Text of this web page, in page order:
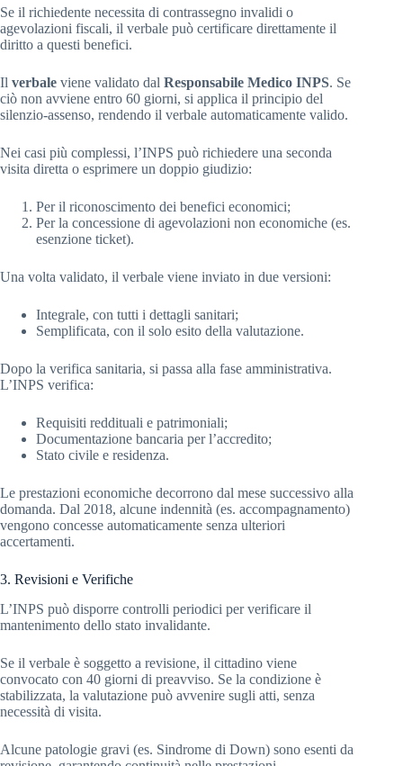
Se il richiedente necessita di contrassegno invalidi o
agevolazioni fiscali, il verbale può certificare direttamente il
diritto a questi benefici.
Il verbale viene validato dal Responsabile Medico INPS. Se
ciò non avviene entro 60 giorni, si applica il principio del
silenzio-assenso, rendendo il verbale automaticamente valido.
Nei casi più complessi, l’INPS può richiedere una seconda
visita diretta o esprimere un doppio giudizio:
Per il riconoscimento dei benefici economici;
Per la concessione di agevolazioni non economiche (es.
esenzione ticket).
Una volta validato, il verbale viene inviato in due versioni:
Integrale, con tutti i dettagli sanitari;
Semplificata, con il solo esito della valutazione.
Dopo la verifica sanitaria, si passa alla fase amministrativa.
L’INPS verifica:
Requisiti reddituali e patrimoniali;
Documentazione bancaria per l’accredito;
Stato civile e residenza.
Le prestazioni economiche decorrono dal mese successivo alla
domanda. Dal 2018, alcune indennità (es. accompagnamento)
vengono concesse automaticamente senza ulteriori
accertamenti.
3. Revisioni e Verifiche
L’INPS può disporre controlli periodici per verificare il
mantenimento dello stato invalidante.
Se il verbale è soggetto a revisione, il cittadino viene
convocato con 40 giorni di preavviso. Se la condizione è
stabilizzata, la valutazione può avvenire sugli atti, senza
necessità di visita.
Alcune patologie gravi (es. Sindrome di Down) sono esenti da